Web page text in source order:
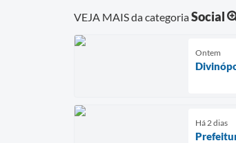
VEJA MAIS da categoriaSocial
Ontem
Há 2 dias